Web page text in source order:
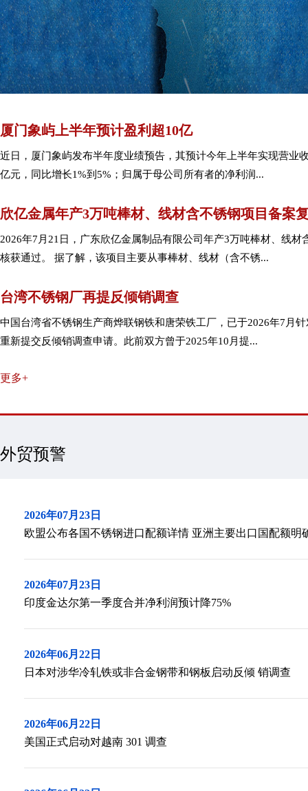
厦门象屿上半年预计盈利超10亿
近日，厦门象屿发布半年度业绩预告，其预计今年上半年实现营业
亿元，同比增长1%到5%；归属于母公司所有者的净利润...
欣亿金属年产3万吨棒材、线材含不锈钢项目备案
2026年7月21日，广东欣亿金属制品有限公司年产3万吨棒材、线材
核获通过。 据了解，该项目主要从事棒材、线材（含不锈...
台湾不锈钢厂再提反倾销调查
中国台湾省不锈钢生产商烨联钢铁和唐荣铁工厂，已于2026年7月
重新提交反倾销调查申请。此前双方曾于2025年10月提...
更多+
外贸预警
2026年07月23日
欧盟公布各国不锈钢进口配额详情 亚洲主要出口国配额明
2026年07月23日
印度金达尔第一季度合并净利润预计降75%
2026年06月22日
日本对涉华冷轧铁或非合金钢带和钢板启动反倾 销调查
2026年06月22日
美国正式启动对越南 301 调查